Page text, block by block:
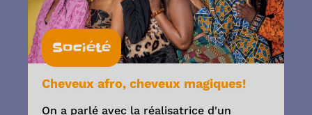
Société
Cheveux afro, cheveux magiques!
On a parlé avec la réalisatrice d'un